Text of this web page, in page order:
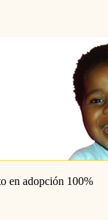
en adopción 100%